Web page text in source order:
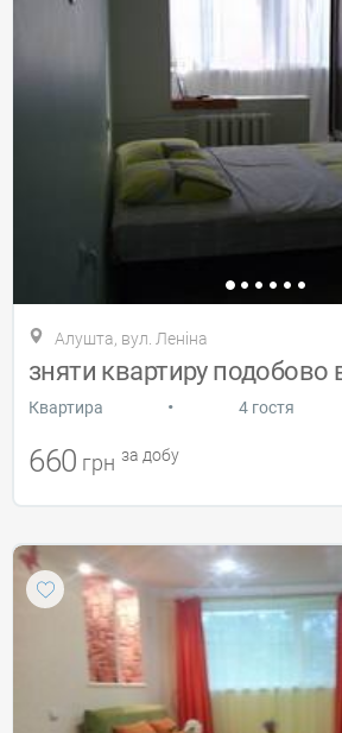
Алушта, вул. Леніна
зняти квартиру подобово
Квартира • 4 гостя
660 грн за добу